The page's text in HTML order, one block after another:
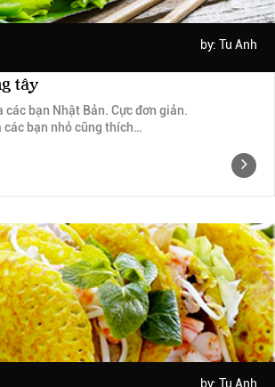
by: Tu Anh
tây
các bạn Nhật Bản. Cực đơn giản.
các bạn nhỏ cũng thích…